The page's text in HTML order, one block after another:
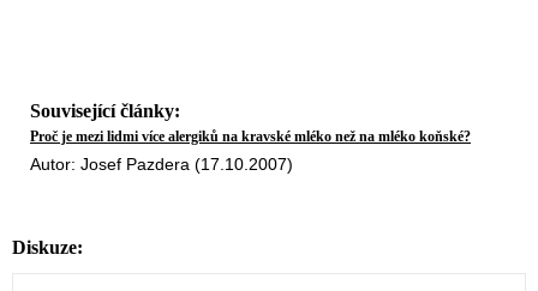
Související články:
Proč je mezi lidmi více alergiků na kravské mléko než na mléko koňské?
Autor: Josef Pazdera (17.10.2007)
Diskuze: